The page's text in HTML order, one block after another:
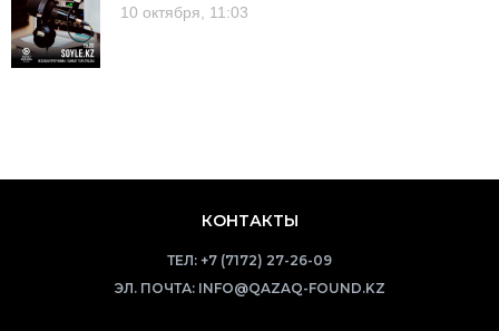
10 октября, 11:03
КОНТАКТЫ
ТЕЛ: +7 (7172) 27-26-09
ЭЛ. ПОЧТА: INFO@QAZAQ-FOUND.KZ